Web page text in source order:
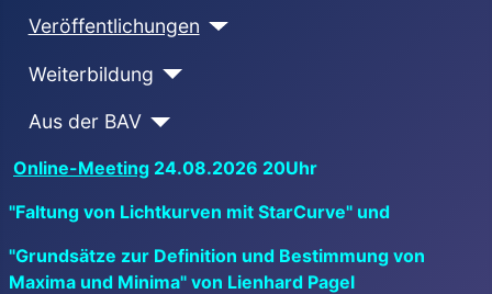
Veröffentlichungen
Weiterbildung
Aus der BAV
Online-Meeting 24.08.2026 20Uhr
"Faltung von Lichtkurven mit StarCurve" und
"Grundsätze zur Definition und Bestimmung von
Maxima und Minima" von Lienhard Pagel